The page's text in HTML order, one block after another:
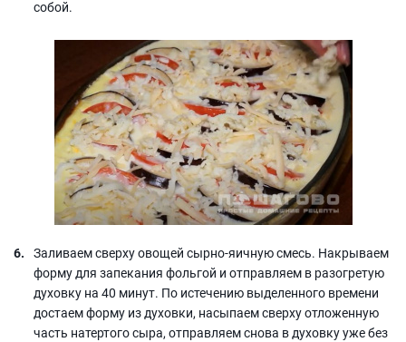
собой.
Заливаем сверху овощей сырно-яичную смесь. Накрываем
форму для запекания фольгой и отправляем в разогретую
духовку на 40 минут. По истечению выделенного времени
достаем форму из духовки, насыпаем сверху отложенную
часть натертого сыра, отправляем снова в духовку уже без